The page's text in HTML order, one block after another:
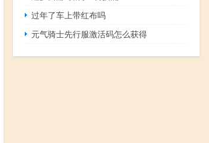
过年了车上带红布吗
元气骑士先行服激活码怎么获得